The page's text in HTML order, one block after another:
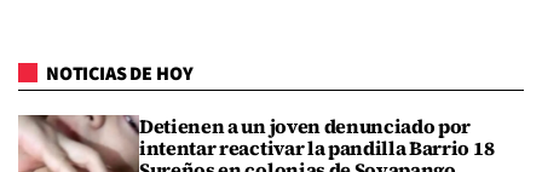
NOTICIAS DE HOY
Detienen a un joven denunciado por
intentar reactivar la pandilla Barrio 18